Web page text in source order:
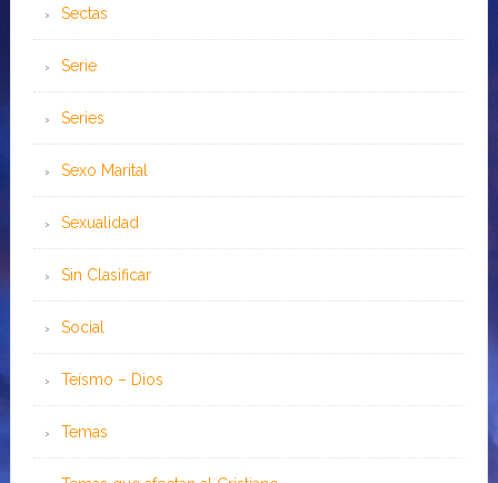
Sectas
Serie
Series
Sexo Marital
Sexualidad
Sin Clasificar
Social
Teísmo – Dios
Temas